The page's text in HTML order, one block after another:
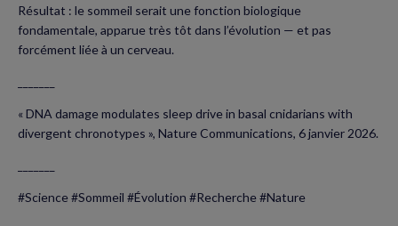
Résultat : le sommeil serait une fonction biologique
fondamentale, apparue très tôt dans l’évolution — et pas
forcément liée à un cerveau.
« DNA damage modulates sleep drive in basal cnidarians with
divergent chronotypes », Nature Communications, 6 janvier 2026.
#Science #Sommeil #Évolution #Recherche #Nature